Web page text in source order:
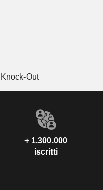
Knock-Out
+ 1.300.000
iscritti